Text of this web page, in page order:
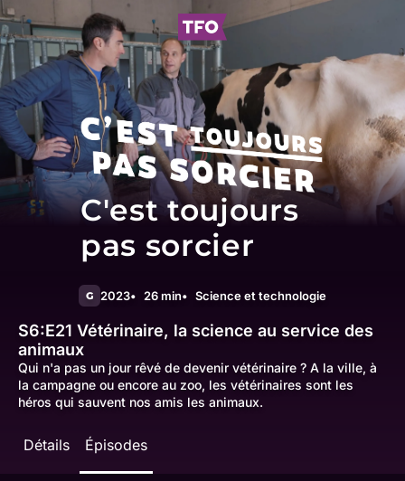
C'est toujours
pas sorcier
G 2023 26 min Science et technologie
S6:E21 Vétérinaire, la science au service des
animaux
Qui n'a pas un jour rêvé de devenir vétérinaire ? A la ville, à
la campagne ou encore au zoo, les vétérinaires sont les
héros qui sauvent nos amis les animaux.
Détails Épisodes